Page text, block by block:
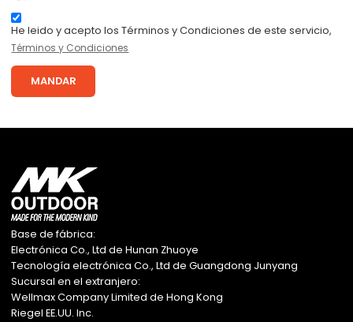
He leido y acepto los Términos y Condiciones de este servicio,
Términos y Condiciones
MANDAR
Base de fábrica:
Electrónica Co., Ltd de Hunan Zhuoye
Tecnología electrónica Co., Ltd de Guangdong Junyang
Sucursal en el extranjero:
Wellmax Company Limited de Hong Kong
Riegel EE.UU. Inc.